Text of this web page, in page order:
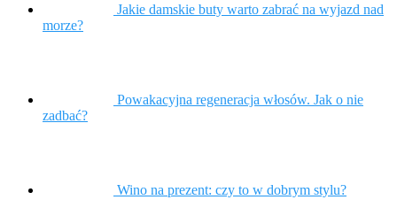
Jakie damskie buty warto zabrać na wyjazd nad
morze?
Powakacyjna regeneracja włosów. Jak o nie
zadbać?
Wino na prezent: czy to w dobrym stylu?